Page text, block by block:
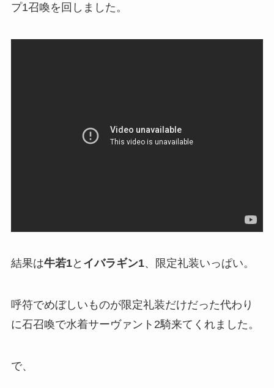
プ1召喚を回しました。
結果は牛若1と イバラギン1、限定礼装いっぱい。
呼符でめぼしいものが限定礼装だけだった代わり
に石召喚で水着サーヴァント2騎来てくれました。
で、